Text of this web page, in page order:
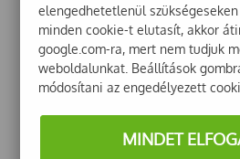
elengedhetetlenül
minden cookie-t elutasít, akkor
google.com-ra, mert nem tudjuk
weboldalunkat. Beállítások
módosítani az engedélyezett
MINDET